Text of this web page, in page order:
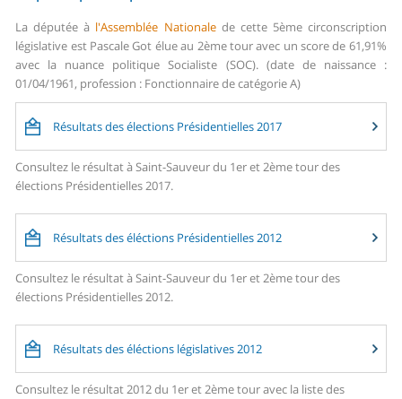
La députée à l'Assemblée Nationalede cette 5ème circonscription
législative est Pascale Got élue au 2ème tour avec un score de 61,91%
avec la nuance politique Socialiste (SOC). (date de naissance :
01/04/1961, profession : Fonctionnaire de catégorie A)
Résultats des élections Présidentielles 2017
Consultez le résultat à Saint-Sauveur du 1er et 2ème tour des
élections Présidentielles 2017.
Résultats des éléctions Présidentielles 2012
Consultez le résultat à Saint-Sauveur du 1er et 2ème tour des
élections Présidentielles 2012.
Résultats des éléctions législatives 2012
Consultez le résultat 2012 du 1er et 2ème tour avec la liste des